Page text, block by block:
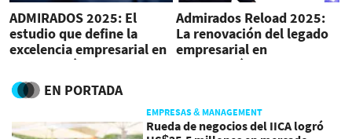
ADMIRADOS 2025: El
estudio que define la
excelencia empresarial en
Centroamérica
Admirados Reload 2025:
La renovación del legado
empresarial en
Centroamérica
EN PORTADA
EMPRESAS & MANAGEMENT
Rueda de negocios del IICA logró